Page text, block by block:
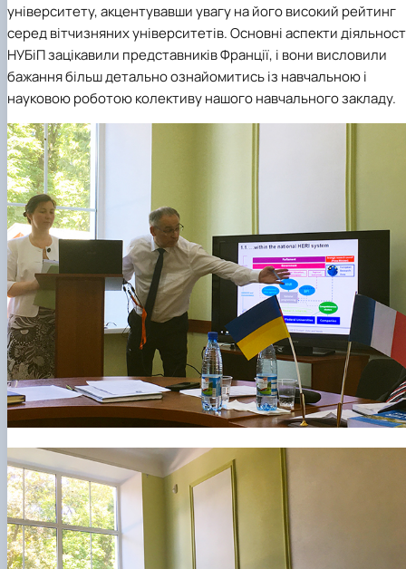
університету, акцентувавши увагу на його високий рейтинг
серед вітчизняних університетів. Основні аспекти
НУБіП зацікавили представників Франції, і вони висловили
бажання більш детально ознайомитись із навчальною і
науковою роботою колективу нашого навчального закладу.